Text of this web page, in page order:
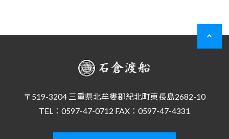
〒519-3204 三重県北牟婁郡紀北町東長島2682-10
TEL：0597-47-0712 FAX：0597-47-4331